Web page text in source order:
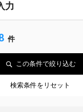
力
件
この条件で絞り込む
検索条件をリセット